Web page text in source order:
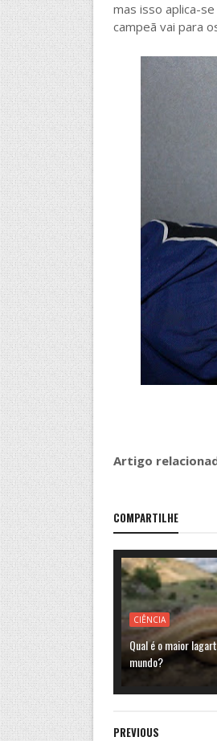
mas isso aplica-
campeã vai para
Artigo
COMPARTILHE
CIÊNCIA
Qual é o maior
mundo?
PREVIOUS